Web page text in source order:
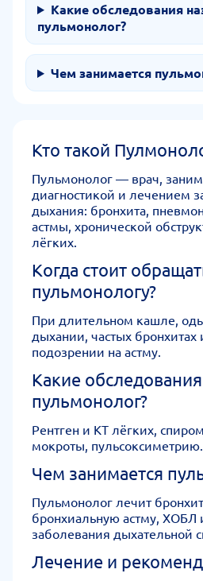
Какие обследования
пульмонолог?
Чем занимается
Кто такой
Пульмонолог — врач,
диагностикой и лечением
дыхания: бронхита,
астмы, хронической
лёгких.
Когда стоит
пульмонологу?
При длительном кашле,
дыхании, частых
подозрении на астму.
Какие
пульмонолог?
Рентген и КТ лёгких,
мокроты, пульсоксиметрию.
Чем занимается
Пульмонолог лечит
бронхиальную астму, ХОБЛ
заболевания дыхательной
Лечение и